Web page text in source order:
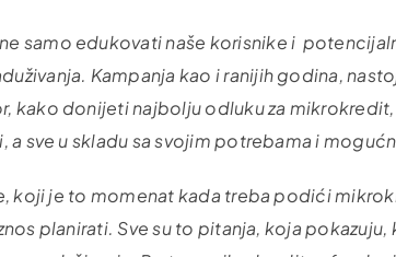
samo edukovati naše korisnike i
Kampanja kao i ranijih godina,
kako donijeti najbolju odluku za
a sve u skladu sa svojim potrebama i
koji je to momenat kada treba podići
planirati. Sve su to pitanja, koja